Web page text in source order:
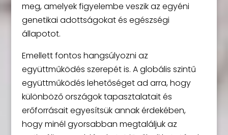
meg, amelyek figyelembe veszik az egyéni
genetikai adottságokat és egészségi
állapotot.
Emellett fontos hangsúlyozni az
együttműködés szerepét is. A globális szintű
együttműködés lehetőséget ad arra, hogy
különböző országok tapasztalatait és
erőforrásait egyesítsük annak érdekében,
hogy minél gyorsabban megtaláljuk az